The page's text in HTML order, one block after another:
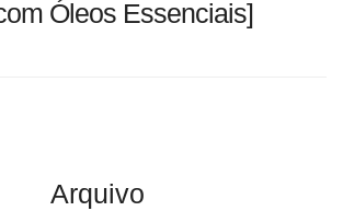
Óleos Essenciais]
Arquivo